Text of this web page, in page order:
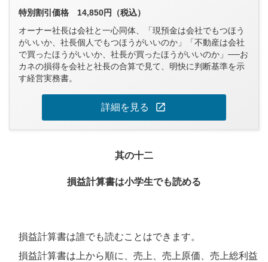
特別割引価格 14,850円（税込）
オーナー社長は会社と一心同体、「現預金は会社でもつほう
がいいか、社長個人でもつほうがいいのか」「不動産は会社
で買ったほうがいいか、社長が買ったほうがいいのか」──お
カネの損得を会社と社長の合算で見て、明快に判断基準を示
す経営実務書。
詳細を見る open_in_new
其の十二
損益計算書は小学生でも読める
損益計算書は誰でも読むことはできます。
損益計算書は上から順に、売上、売上原価、売上総利益